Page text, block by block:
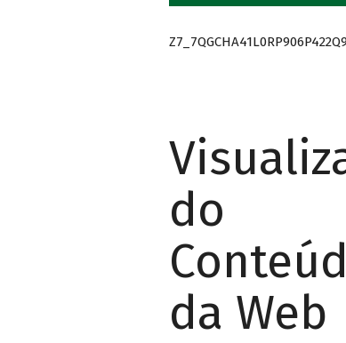
do
da Web